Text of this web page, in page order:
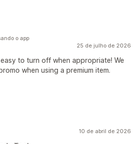
25 de julho de 2026
to turn off when appropriate! We
when using a premium item.
o app
10 de abril de 2026